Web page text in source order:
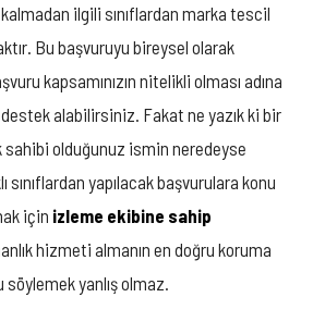
ilgili sınıflardan marka tescil
Bu başvuruyu bireysel olarak
kapsamınızın nitelikli olması adına
alabilirsiniz. Fakat ne yazık ki bir
olduğunuz ismin neredeyse
sınıflardan yapılacak başvurulara konu
için izleme ekibine sahip
hizmeti almanın en doğru koruma
yanlış olmaz.